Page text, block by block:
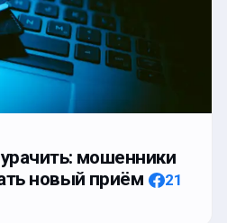
мошенники
новый приём
21